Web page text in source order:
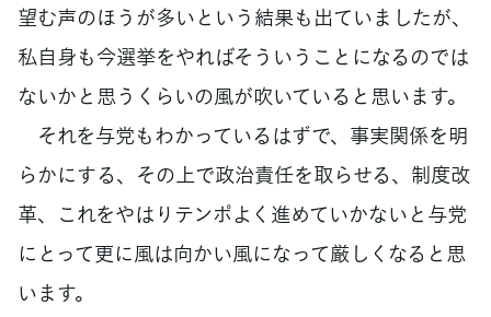
望む声のほうが多いという結果も出ていましたが、
私自身も今選挙をやればそういうことになるのでは
ないかと思うくらいの風が吹いていると思います。
それを与党もわかっているはずで、事実関係を明
らかにする、その上で政治責任を取らせる、制度改
革、これをやはりテンポよく進めていかないと与党
にとって更に風は向かい風になって厳しくなると思
います。